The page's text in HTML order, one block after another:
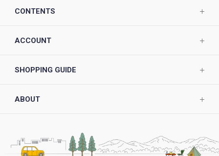
CONTENTS
ACCOUNT
SHOPPING GUIDE
ABOUT